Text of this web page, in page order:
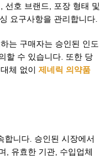
선호 브랜드, 포장 형태 및
요구사항을 관리합니다.
는 구매자는 승인된 인도
할 수 있습니다. 또한 당
체 없이 제네릭 의약품
합니다. 승인된 시장에서
, 유효한 기관, 수입업체